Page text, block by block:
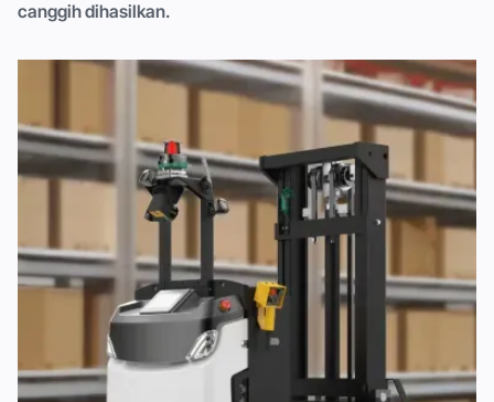
canggih dihasilkan.